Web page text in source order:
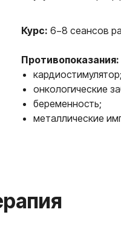
Курс: 6−8 сеансов
Противопоказания:
кардиостимулятор;
онкологические
беременность;
металлические